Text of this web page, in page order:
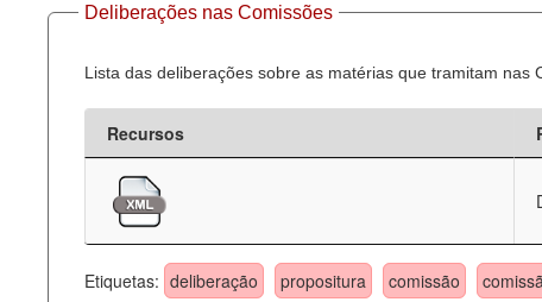
Deliberações nas Comissões
Lista das deliberações sobre as matérias que tramitam nas
Recursos
Etiquetas: deliberação propositura comissão